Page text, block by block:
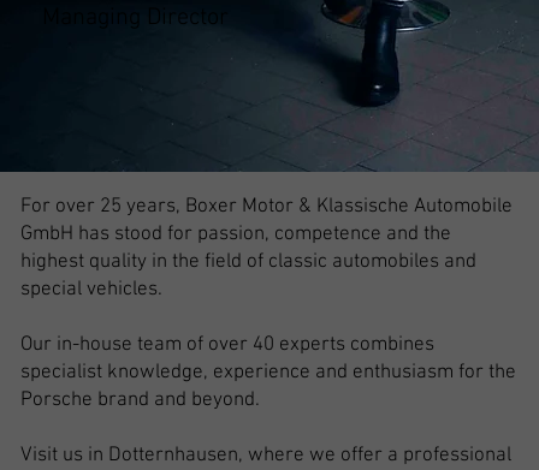
Managing Director
For over 25 years, Boxer Motor & Klassische Automobile
GmbH has stood for passion, competence and the
highest quality in the field of classic automobiles and
special vehicles.
Our in-house team of over 40 experts combines
specialist knowledge, experience and enthusiasm for the
Porsche brand and beyond.
Visit us in Dotternhausen, where we offer a professional